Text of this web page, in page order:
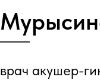
врач акушер-